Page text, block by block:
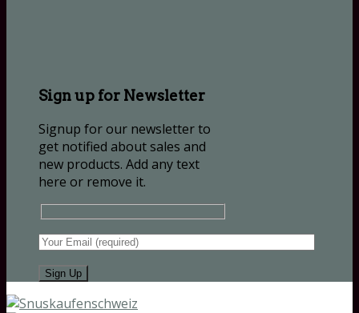
Sign up for Newsletter
Signup for our newsletter to
get notified about sales and
new products. Add any text
here or remove it.